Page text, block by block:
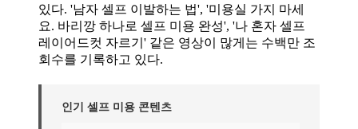
있다. '남자 셀프 이발하는 법', '미용실 가지 마세
요. 바리깡 하나로 셀프 미용 완성', '나 혼자 셀프
레이어드컷 자르기' 같은 영상이 많게는 수백만 조
회수를 기록하고 있다.
인기 셀프 미용 콘텐츠